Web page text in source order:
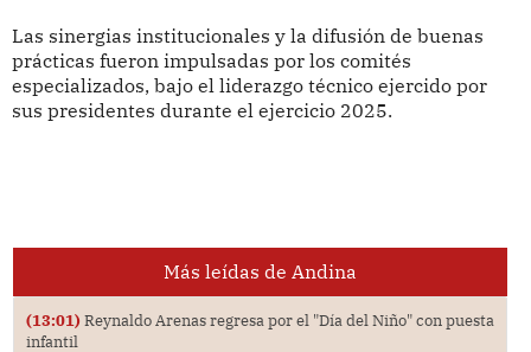
Las sinergias institucionales y la difusión de buenas
prácticas fueron impulsadas por los comités
especializados, bajo el liderazgo técnico ejercido por
sus presidentes durante el ejercicio 2025.
Más leídas de Andina
(13:01) Reynaldo Arenas regresa por el "Día del Niño" con puesta
infantil